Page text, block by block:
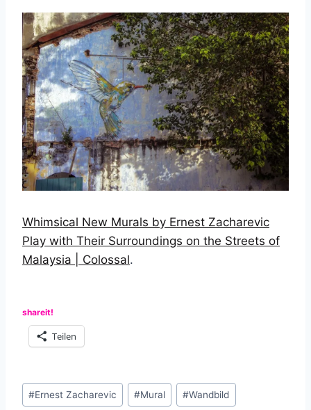
Whimsical New Murals by Ernest Zacharevic
Play with Their Surroundings on the Streets of
Malaysia | Colossal.
shareit!
Teilen
Schlagworte:
#Ernest Zacharevic #Mural #Wandbild